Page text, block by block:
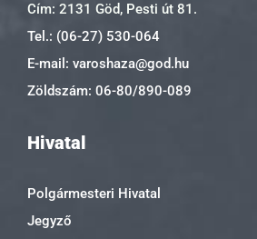
Cím: 2131 Göd, Pesti út 81.
Tel.: (06-27) 530-064
E-mail: varoshaza@god.hu
Zöldszám: 06-80/890-089
Hivatal
Polgármesteri Hivatal
Jegyző